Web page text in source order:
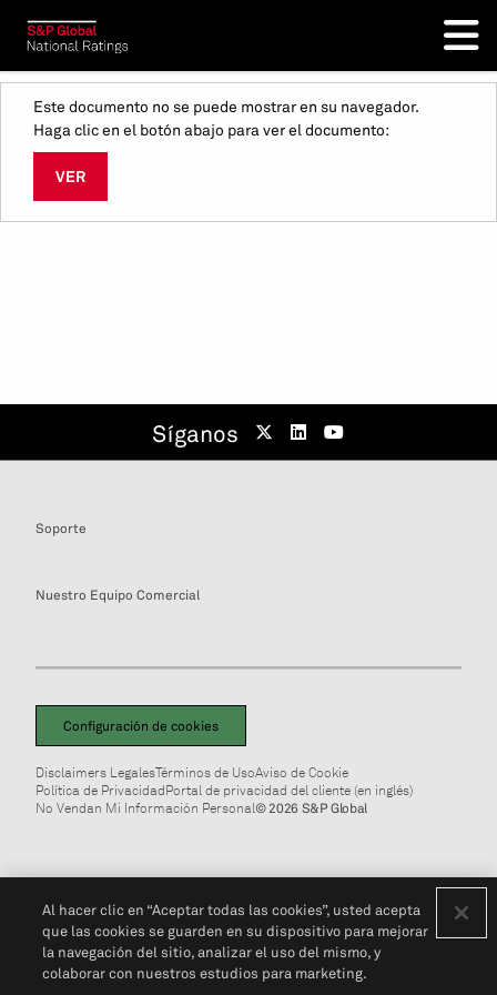
Este documento no se puede mostrar en su navegador.
Haga clic en el botón abajo para ver el documento:
VER
Síganos
Soporte
Nuestro Equipo Comercial
Configuración de cookies
Disclaimers LegalesTérminos de UsoAviso de Cookie
Política de PrivacidadPortal de privacidad del cliente (en inglés)
No Vendan Mi Información Personal© 2026 S&P Global
Al hacer clic en “Aceptar todas las cookies”, usted acepta
que las cookies se guarden en su dispositivo para mejorar
la navegación del sitio, analizar el uso del mismo, y
colaborar con nuestros estudios para marketing.